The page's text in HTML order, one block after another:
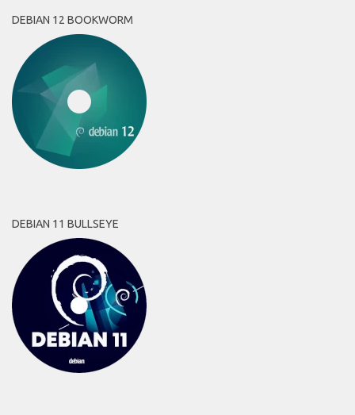
DEBIAN 12 BOOKWORM
DEBIAN 11 BULLSEYE